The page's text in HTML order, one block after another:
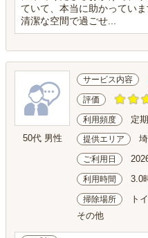
ていて、本当に助かってい
清潔な空間で過ごせ...
50代 男性
サービス内容
評価
利用頻度 定
提供エリア
ご利用日
利用時間 3.0
掃除場所
ト
その他